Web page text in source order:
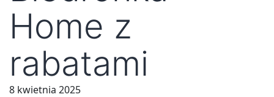
Home z
rabatami
8 kwietnia 2025